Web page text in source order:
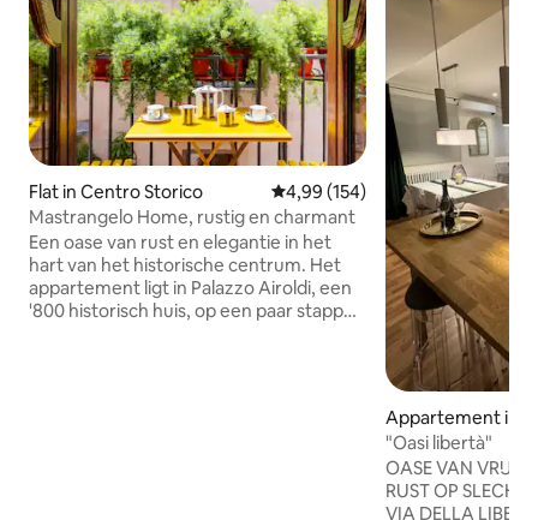
Flat in Centro Storico Gemiddelde beoordeling van
4,99 (154)
Mastrangelo Home, rustig en charmant
Een oase van rust en elegantie in het
hart van het historische centrum. Het
appartement ligt in Palazzo Airoldi, een
'800 historisch huis, op een paar stappen
Appartement in
"Oasi libertà"
​OASE VAN
RUST OP
VIA DELLA